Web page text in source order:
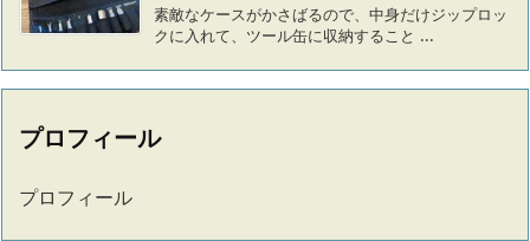
素敵なケースがかさばるので、中身だけジップロッ
クに入れて、ツール缶に収納すること ...
プロフィール
プロフィール